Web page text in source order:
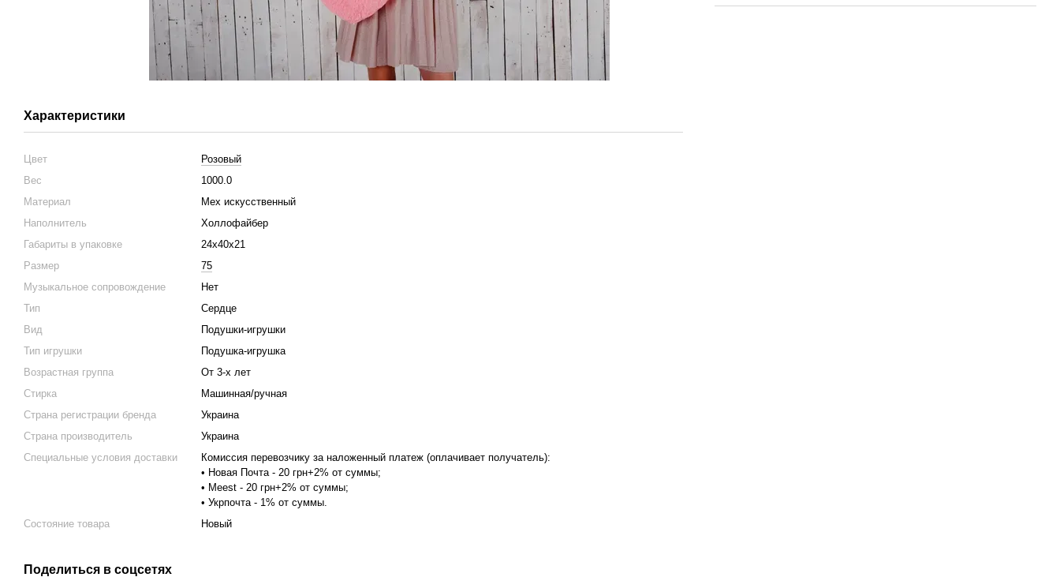
Характеристики
Цвет
Розовый
Вес
1000.0
Материал
Мех искусственный
Наполнитель
Холлофайбер
Габариты в упаковке
24х40х21
Размер
75
Музыкальное сопровождение
Нет
Тип
Сердце
Вид
Подушки-игрушки
Тип игрушки
Подушка-игрушка
Возрастная группа
От 3-х лет
Стирка
Машинная/ручная
Страна регистрации бренда
Украина
Страна производитель
Украина
Специальные условия доставки
Комиссия перевозчику за наложенный платеж (оплачивает получатель):
• Новая Почта - 20 грн+2% от суммы;
• Meest - 20 грн+2% от суммы;
• Укрпочта - 1% от суммы.
Состояние товара
Новый
Поделиться в соцсетях